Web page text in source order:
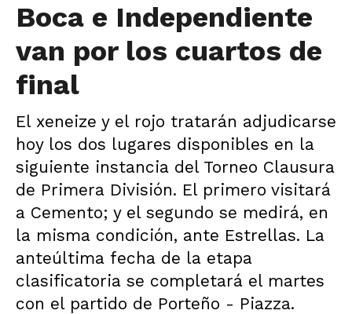
Boca e Independiente
van por los cuartos de
final
El xeneize y el rojo tratarán adjudicarse
hoy los dos lugares disponibles en la
siguiente instancia del Torneo Clausura
de Primera División. El primero visitará
a Cemento; y el segundo se medirá, en
la misma condición, ante Estrellas. La
anteúltima fecha de la etapa
clasificatoria se completará el martes
con el partido de Porteño - Piazza.